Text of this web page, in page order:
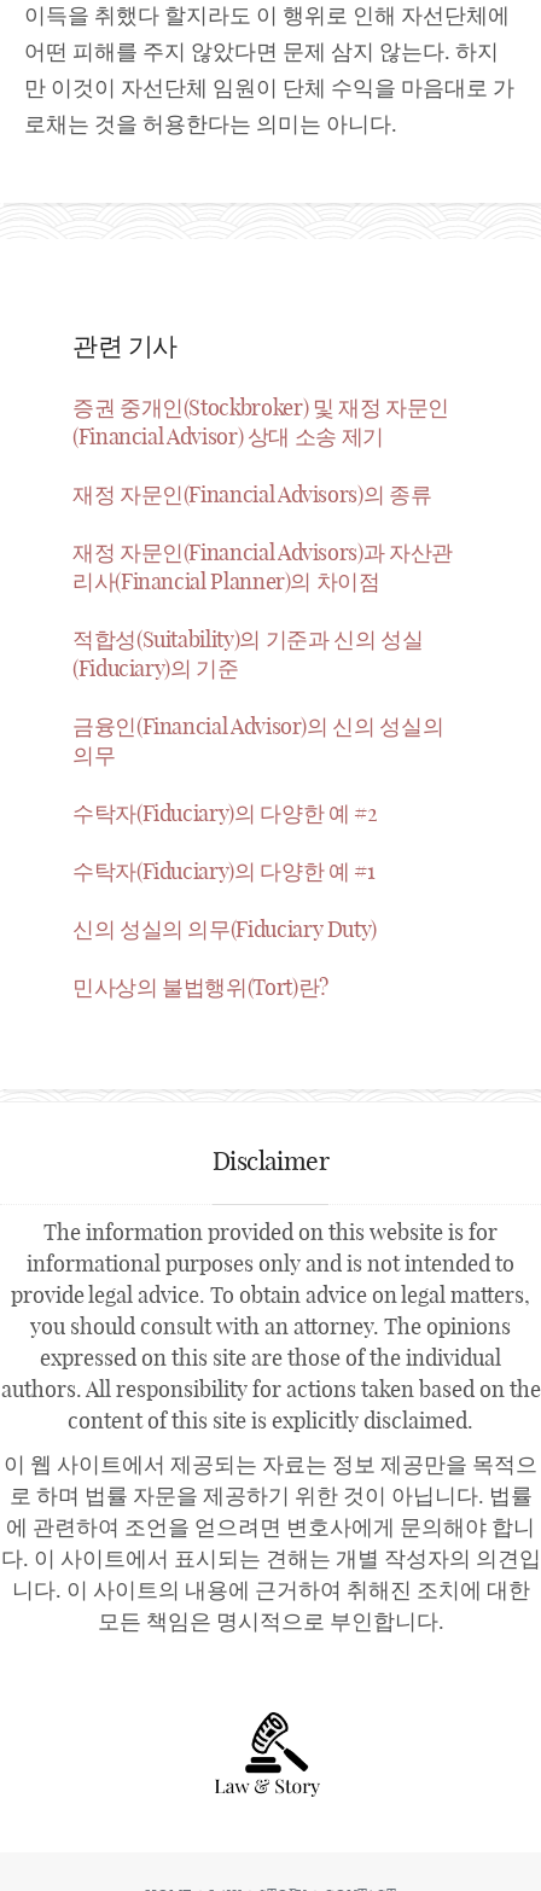
이득을 취했다 할지라도 이 행위로 인해 자선단체에
어떤 피해를 주지 않았다면 문제 삼지 않는다. 하지
만 이것이 자선단체 임원이 단체 수익을 마음대로 가
로채는 것을 허용한다는 의미는 아니다.
관련 기사
증권 중개인(Stockbroker) 및 재정 자문인
(Financial Advisor) 상대 소송 제기
재정 자문인(Financial Advisors)의 종류
재정 자문인(Financial Advisors)과 자산관
리사(Financial Planner)의 차이점
적합성(Suitability)의 기준과 신의 성실
(Fiduciary)의 기준
금융인(Financial Advisor)의 신의 성실의
의무
수탁자(Fiduciary)의 다양한 예 #2
수탁자(Fiduciary)의 다양한 예 #1
신의 성실의 의무(Fiduciary Duty)
민사상의 불법행위(Tort)란?
Disclaimer
The information provided on this website is for
informational purposes only and is not intended to
provide legal advice. To obtain advice on legal matters,
you should consult with an attorney. The opinions
expressed on this site are those of the individual
authors. All responsibility for actions taken based on the
content of this site is explicitly disclaimed.
이 웹 사이트에서 제공되는 자료는 정보 제공만을 목적으
로 하며 법률 자문을 제공하기 위한 것이 아닙니다. 법률
에 관련하여 조언을 얻으려면 변호사에게 문의해야 합니
다. 이 사이트에서 표시되는 견해는 개별 작성자의 의견입
니다. 이 사이트의 내용에 근거하여 취해진 조치에 대한
모든 책임은 명시적으로 부인합니다.